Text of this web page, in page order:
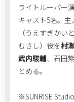
ライトルーパー
キャスト5名。
（うえすぎかい
むさし）役を村
武内駿輔、石田
とめる。
※SUNRISE